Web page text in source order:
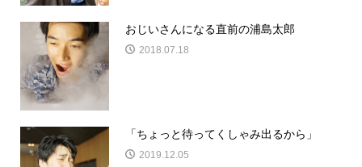
おじいさんになる直前の浦島太郎
2018.07.18
「ちょっと待ってくしゃみ出るから」
2019.12.05